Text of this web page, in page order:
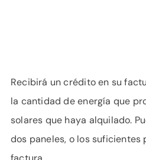
Recibirá un crédito en su
la cantidad de energía que
solares que haya alquilado.
dos paneles, o los suficientes